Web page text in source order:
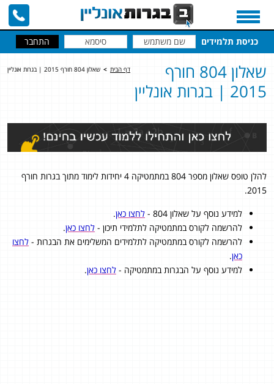
כניסת תלמידים
דף הבית > שאלון 804 חורף 2015 | בגרות אונליין
שאלון 804 חורף
2015 | בגרות אונליין
להלן טופס שאלון מספר 804 במתמטיקה 4 יחידות לימוד מתוך בגרות חורף
2015.
למידע נוסף על שאלון 804 -
לחצו כאן.
להרשמה לקורס במתמטיקה לתלמידי תיכון - לחצו כאן.
להרשמה לקורס במתמטיקה לתלמידים המשלימים את הבגרות - לחצו
כאן.
למידע נוסף על הבגרות במתמטיקה - לחצו כאן.